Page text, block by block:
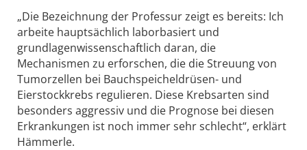
„Die Bezeichnung der Professur zeigt es bereits: Ich
arbeite hauptsächlich laborbasiert und
grundlagenwissenschaftlich daran, die
Mechanismen zu erforschen, die die Streuung von
Tumorzellen bei Bauchspeicheldrüsen- und
Eierstockkrebs regulieren. Diese Krebsarten sind
besonders aggressiv und die Prognose bei diesen
Erkrankungen ist noch immer sehr schlecht“, erklärt
Hämmerle.